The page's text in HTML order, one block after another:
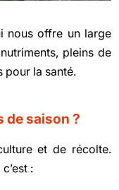
nous offre un large
pleins de
pour la santé.
de saison ?
et de récolte.
: